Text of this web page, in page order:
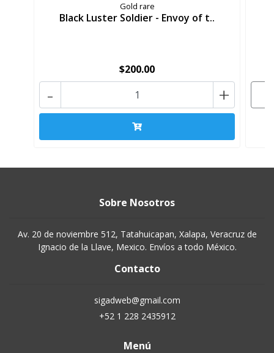
Gold rare
Black Luster Soldier - Envoy of t..
$200.00
+
-
Sobre Nosotros
Av. 20 de noviembre 512, Tatahuicapan, Xalapa, Veracruz de
Ignacio de la Llave, Mexico. Envíos a todo México.
Contacto
sigadweb@gmail.com
+52 1 228 2435912
Menú